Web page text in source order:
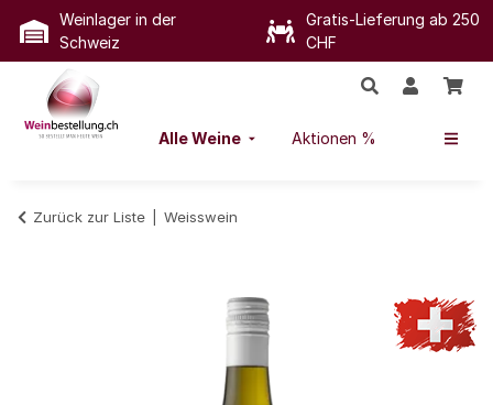
Weinlager in der
Schweiz
Gratis-Lieferung ab 250
CHF
Alle Weine Aktionen %
Zurück zur Liste Weisswein